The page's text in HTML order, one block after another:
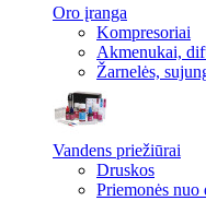
Oro įranga
Kompresoriai
Akmenukai,
Žarnelės,
Vandens priežiūrai
Druskos
Priemonės nuo